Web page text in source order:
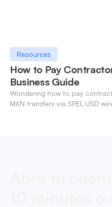
Resources
How to Pay
Business Guide
Wondering how to pay
MXN transfers via SPEI, USD